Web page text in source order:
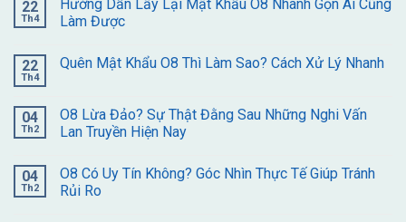
22
Th4
Hướng Dẫn Lấy Lại Mật Khẩu O8 Nhanh Gọn Ai Cũng
Làm Được
22
Th4
Quên Mật Khẩu O8 Thì Làm Sao? Cách Xử Lý Nhanh
04
Th2
O8 Lừa Đảo? Sự Thật Đằng Sau Những Nghi Vấn
Lan Truyền Hiện Nay
04
Th2
O8 Có Uy Tín Không? Góc Nhìn Thực Tế Giúp Tránh
Rủi Ro